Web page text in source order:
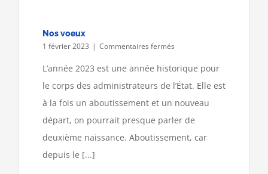
Nos voeux
1 février 2023 | Commentaires fermés
voeux
L’année 2023 est une année historique pour
le corps des administrateurs de l’État. Elle est
à la fois un aboutissement et un nouveau
départ, on pourrait presque parler de
deuxième naissance. Aboutissement, car
depuis le [...]